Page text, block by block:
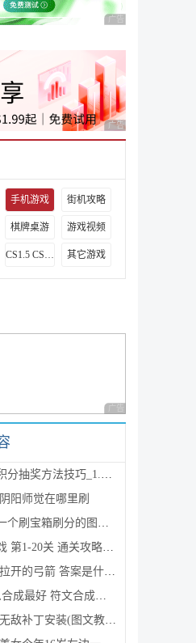
广告 商业广告，理性
广告 商业广告，理性
手机游戏 街机攻略
棋牌桌游 游戏视频
CS1.5 CS1.6攻略 其它游戏
广告 商业广告，理性
法技巧_1.0.8.0版新人物新坐
阳师觉在哪里刷
宝箱刷分的图文教程
20关 通关攻略(图文详解)
的弓箭 答案是什么成语
好 符文合成攻略推荐
丁安装(图文教程) 高分攻略